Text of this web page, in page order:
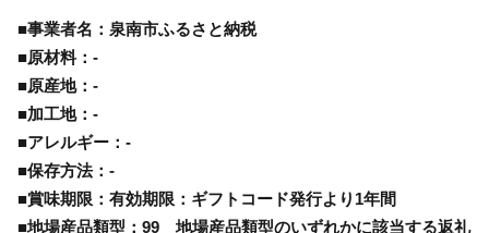
■事業者名：泉南市ふるさと納税
■原材料：-
■原産地：-
■加工地：-
■アレルギー：-
■保存方法：-
■賞味期限：有効期限：ギフトコード発行より1年間
■地場産品類型：99 地場産品類型のいずれかに該当する返礼